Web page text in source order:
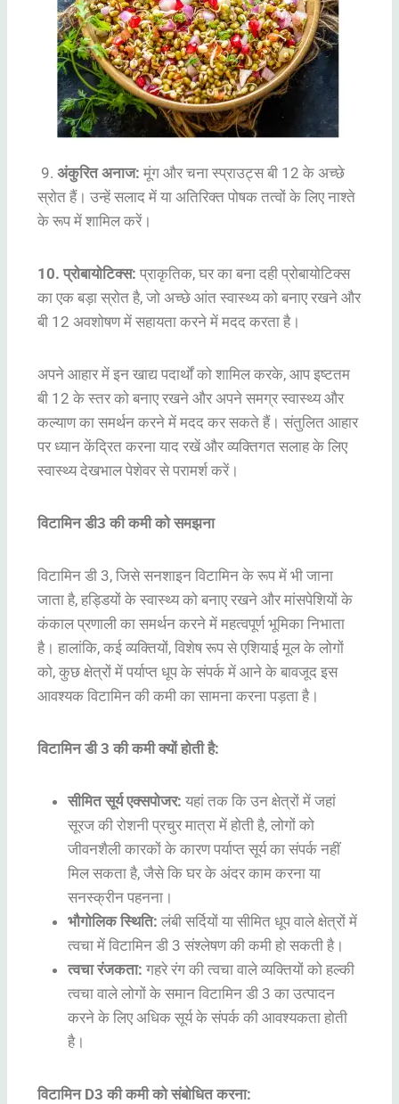
9. अंकुरित अनाज: मूंग और चना स्प्राउट्स बी 12 के अच्छे
स्रोत हैं। उन्हें सलाद में या अतिरिक्त पोषक तत्वों के लिए नाश्ते
के रूप में शामिल करें।
10. प्रोबायोटिक्स: प्राकृतिक, घर का बना दही प्रोबायोटिक्स
का एक बड़ा स्रोत है, जो अच्छे आंत स्वास्थ्य को बनाए रखने और
बी 12 अवशोषण में सहायता करने में मदद करता है।
अपने आहार में इन खाद्य पदार्थों को शामिल करके, आप इष्टतम
बी 12 के स्तर को बनाए रखने और अपने समग्र स्वास्थ्य और
कल्याण का समर्थन करने में मदद कर सकते हैं। संतुलित आहार
पर ध्यान केंद्रित करना याद रखें और व्यक्तिगत सलाह के लिए
स्वास्थ्य देखभाल पेशेवर से परामर्श करें।
विटामिन डी3 की कमी को समझना
विटामिन डी 3, जिसे सनशाइन विटामिन के रूप में भी जाना
जाता है, हड्डियों के स्वास्थ्य को बनाए रखने और मांसपेशियों के
कंकाल प्रणाली का समर्थन करने में महत्वपूर्ण भूमिका निभाता
है। हालांकि, कई व्यक्तियों, विशेष रूप से एशियाई मूल के लोगों
को, कुछ क्षेत्रों में पर्याप्त धूप के संपर्क में आने के बावजूद इस
आवश्यक विटामिन की कमी का सामना करना पड़ता है।
विटामिन डी 3 की कमी क्यों होती है:
सीमित सूर्य एक्सपोजर: यहां तक कि उन क्षेत्रों में जहां
सूरज की रोशनी प्रचुर मात्रा में होती है, लोगों को
जीवनशैली कारकों के कारण पर्याप्त सूर्य का संपर्क नहीं
मिल सकता है, जैसे कि घर के अंदर काम करना या
सनस्क्रीन पहनना।
भौगोलिक स्थिति: लंबी सर्दियों या सीमित धूप वाले क्षेत्रों में
त्वचा में विटामिन डी 3 संश्लेषण की कमी हो सकती है।
त्वचा रंजकता: गहरे रंग की त्वचा वाले व्यक्तियों को हल्की
त्वचा वाले लोगों के समान विटामिन डी 3 का उत्पादन
करने के लिए अधिक सूर्य के संपर्क की आवश्यकता होती
है।
विटामिन D3 की कमी को संबोधित करना: